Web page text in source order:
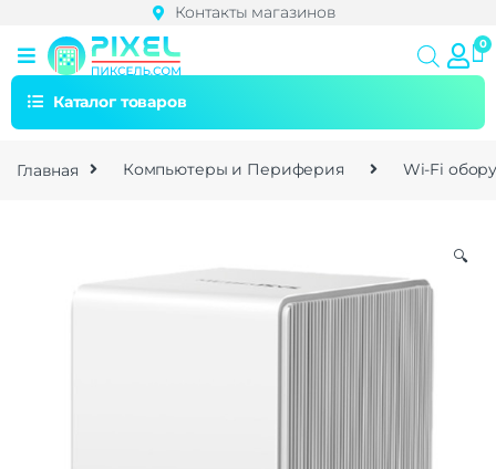
Контакты магазинов
Каталог товаров
Главная Компьютеры и Периферия Wi-Fi
🔍